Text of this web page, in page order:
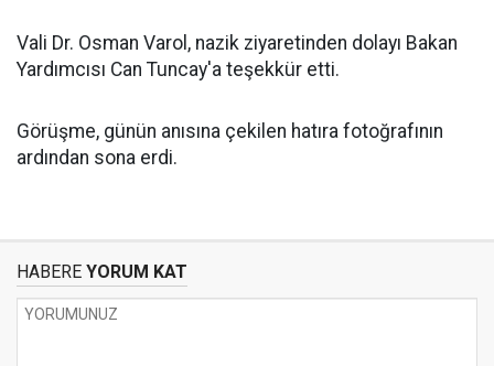
Vali Dr. Osman Varol, nazik ziyaretinden dolayı Bakan
Yardımcısı Can Tuncay'a teşekkür etti.
Görüşme, günün anısına çekilen hatıra fotoğrafının
ardından sona erdi.
HABERE YORUM KAT